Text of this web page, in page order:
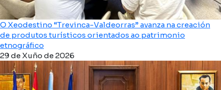
O Xeodestino “Trevinca-Valdeorras” avanza na creación
de produtos turísticos orientados ao patrimonio
etnográfico
29 de Xuño de 2026